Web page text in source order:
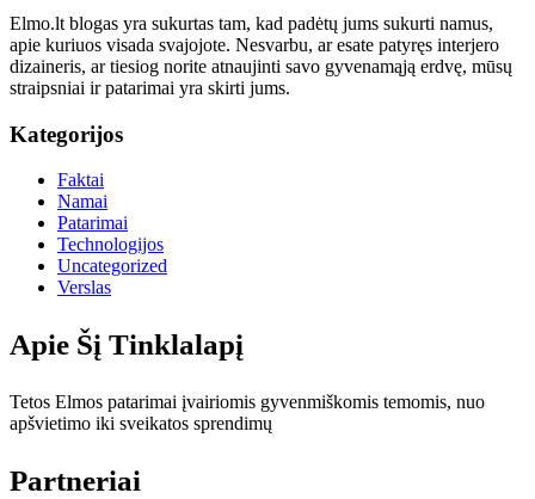
Elmo.lt blogas yra sukurtas tam, kad padėtų jums sukurti namus,
apie kuriuos visada svajojote. Nesvarbu, ar esate patyręs interjero
dizaineris, ar tiesiog norite atnaujinti savo gyvenamąją erdvę, mūsų
straipsniai ir patarimai yra skirti jums.
Kategorijos
Faktai
Namai
Patarimai
Technologijos
Uncategorized
Verslas
Apie Šį Tinklalapį
Tetos Elmos patarimai įvairiomis gyvenmiškomis temomis, nuo
apšvietimo iki sveikatos sprendimų
Partneriai